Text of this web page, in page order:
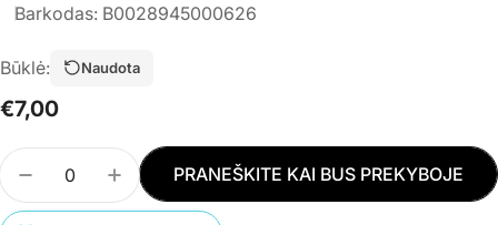
Barkodas: B0028945000626
Būklė: Naudota
Įprasta
€7,00
Kiekis
SUMAŽINTI PREKĖS CD GIUSEPPE VERDI,
PADIDINTI PREKĖS CD GIUSEPPE
PRANEŠKITE KAI BUS PREKYBOJE